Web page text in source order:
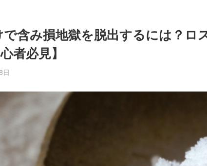
で含み損地獄を脱出するには？ロ
者必見】
日